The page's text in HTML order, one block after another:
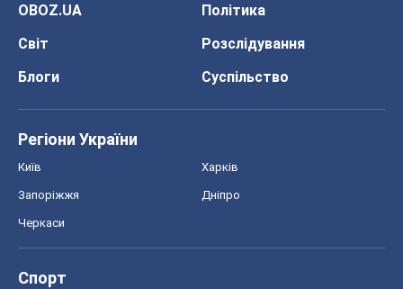
OBOZ.UA
Політика
Світ
Розслідування
Блоги
Суспільство
Регіони України
Київ Харків
Запоріжжя Дніпро
Черкаси
Спорт